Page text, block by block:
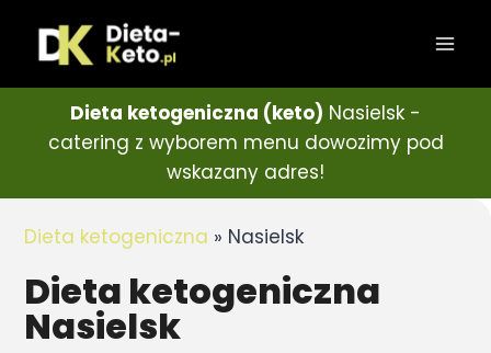
Dieta ketogeniczna (keto) Nasielsk -
catering z wyborem menu dowozimy pod
wskazany adres!
Dieta ketogeniczna » Nasielsk
Dieta ketogeniczna
Nasielsk